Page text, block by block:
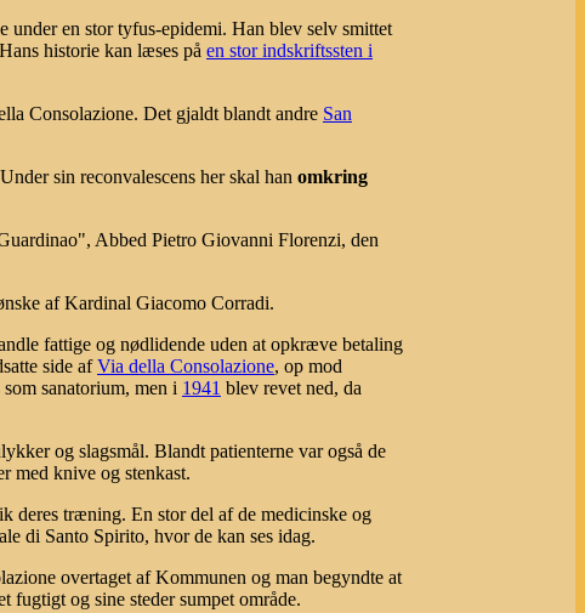
under en stor tyfus-epidemi. Han blev selv smittet
historie kan læses på en stor indskriftssten i
Consolazione. Det gjaldt blandt andre San
sin reconvalescens her skal han omkring
Abbed Pietro Giovanni Florenzi, den
af Kardinal Giacomo Corradi.
fattige og nødlidende uden at opkræve betaling
side afVia della Consolazione, op mod
sanatorium, men i 1941 blev revet ned, da
og slagsmål. Blandt patienterne var også de
med knive og stenkast.
deres træning. En stor del af de medicinske og
di Santo Spirito, hvor de kan ses idag.
overtaget af Kommunen og man begyndte at
fugtigt og sine steder sumpet område.